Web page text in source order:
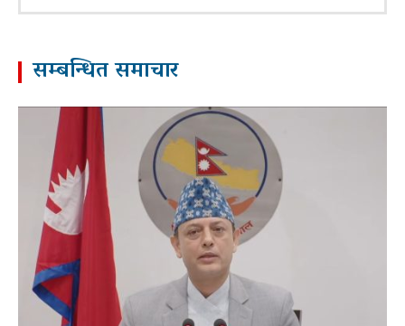
सम्बन्धित समाचार